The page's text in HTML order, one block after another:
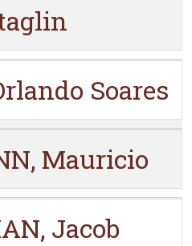
Soares
Mauricio
Jacob